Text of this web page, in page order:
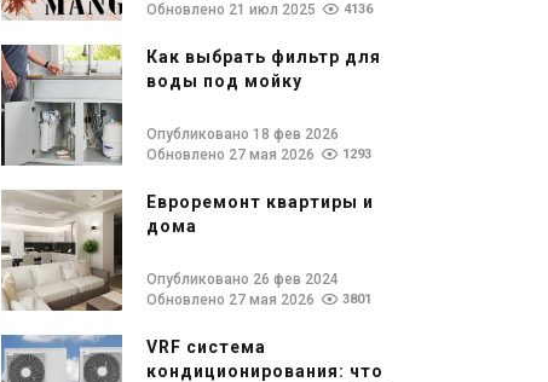
Обновлено 21 июл 2025
4136
Как выбрать фильтр для
воды под мойку
Опубликовано 18 фев 2026
Обновлено 27 мая 2026
1293
Евроремонт квартиры и
дома
Опубликовано 26 фев 2024
Обновлено 27 мая 2026
3801
VRF система
кондиционирования: что